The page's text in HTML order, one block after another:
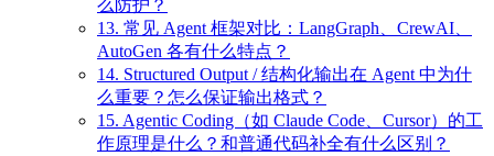
么防护？
13. 常见 Agent 框架对比：LangGraph、CrewAI、
AutoGen 各有什么特点？
14. Structured Output / 结构化输出在 Agent 中为什
么重要？怎么保证输出格式？
15. Agentic Coding（如 Claude Code、Cursor）的工
作原理是什么？和普通代码补全有什么区别？